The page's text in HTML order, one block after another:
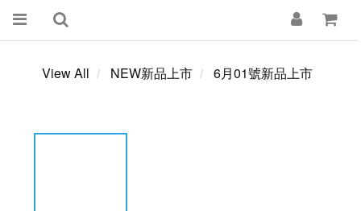
View All NEW新品上市 6月01號新品上市